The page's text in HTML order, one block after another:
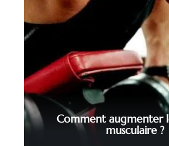
Comment augmenter
musculaire ?